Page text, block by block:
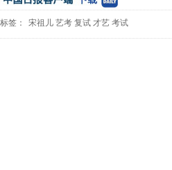
标签： 宋祖儿 艺考 复试 才艺 考试